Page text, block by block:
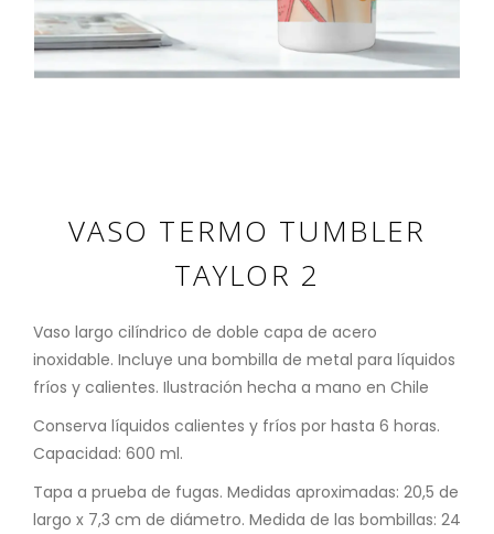
VASO TERMO TUMBLER
TAYLOR 2
Vaso largo cilíndrico de doble capa de acero
inoxidable. Incluye una bombilla de metal para líquidos
fríos y calientes. Ilustración hecha a mano en Chile
Conserva líquidos calientes y fríos por hasta 6 horas.
Capacidad: 600 ml.
Tapa a prueba de fugas. Medidas aproximadas: 20,5 de
largo x 7,3 cm de diámetro. Medida de las bombillas: 24